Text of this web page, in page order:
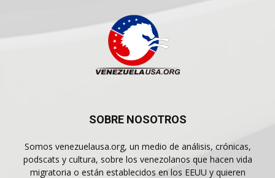
SOBRE NOSOTROS
Somos venezuelausa.org, un medio de análisis, crónicas,
podscats y cultura, sobre los venezolanos que hacen vida
migratoria o están establecidos en los EEUU y quieren